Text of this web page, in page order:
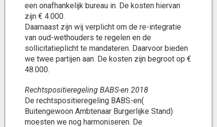
een onafhankelijk bureau in. De kosten hiervan
zijn € 4.000.
Daarnaast zijn wij verplicht om de re-integratie
van oud-wethouders te regelen en de
sollicitatieplicht te mandateren. Daarvoor bieden
we twee partijen aan. De kosten zijn begroot op €
48.000.
Rechtspositieregeling BABS-en 2018
De rechtspositieregeling BABS-en(
Buitengewoon Ambtenaar Burgerlijke Stand)
moesten we nog harmoniseren. De